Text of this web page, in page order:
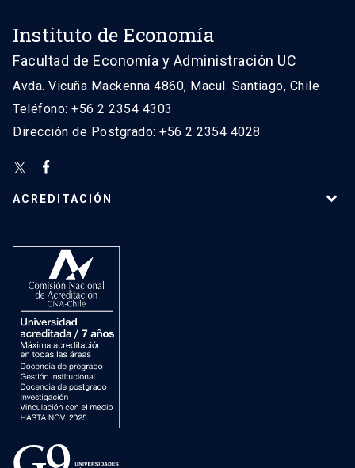
Instituto de Economía
Facultad de Economía y Administración UC
Avda. Vicuña Mackenna 4860, Macul. Santiago, Chile
Teléfono: +56 2 2354 4303
Dirección de Postgrado: +56 2 2354 4028
ACREDITACIÓN